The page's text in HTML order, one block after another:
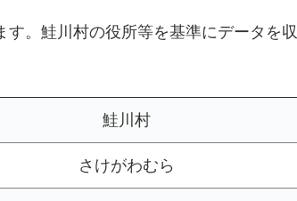
。鮭川村の役所等を基準にデータを収
鮭川村
さけがわむら